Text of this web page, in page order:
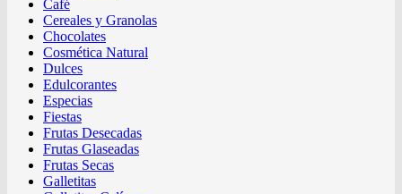
Café
Cereales y Granolas
Chocolates
Cosmética Natural
Dulces
Edulcorantes
Especias
Fiestas
Frutas Desecadas
Frutas Glaseadas
Frutas Secas
Galletitas